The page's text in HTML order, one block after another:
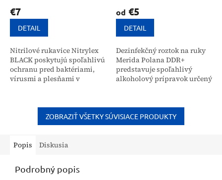
€7
DETAIL
Nitrilové rukavice Nitrylex
BLACK poskytujú spoľahlivú
ochranu pred baktériami,
vírusmi a plesňami v
gastronomických
prevádzkach. Tieto
bezpúdrové...
od €5
DETAIL
Dezinfekčný roztok na ruky
Merida Polana DDR+
predstavuje spoľahlivý
alkoholový prípravok určený
s obsahom glycerínu je
tento...
ZOBRAZIŤ VŠETKY SÚVISIACE PRODUKTY
Popis Diskusia
Podrobný popis